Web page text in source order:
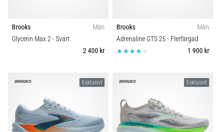
Brooks
Män
Glycerin Max 2- Svart
2 400 kr
Brooks
Män
Adrenaline GTS 25- Flerfärgad
1 900 kr
Exklusivt Exklusivt